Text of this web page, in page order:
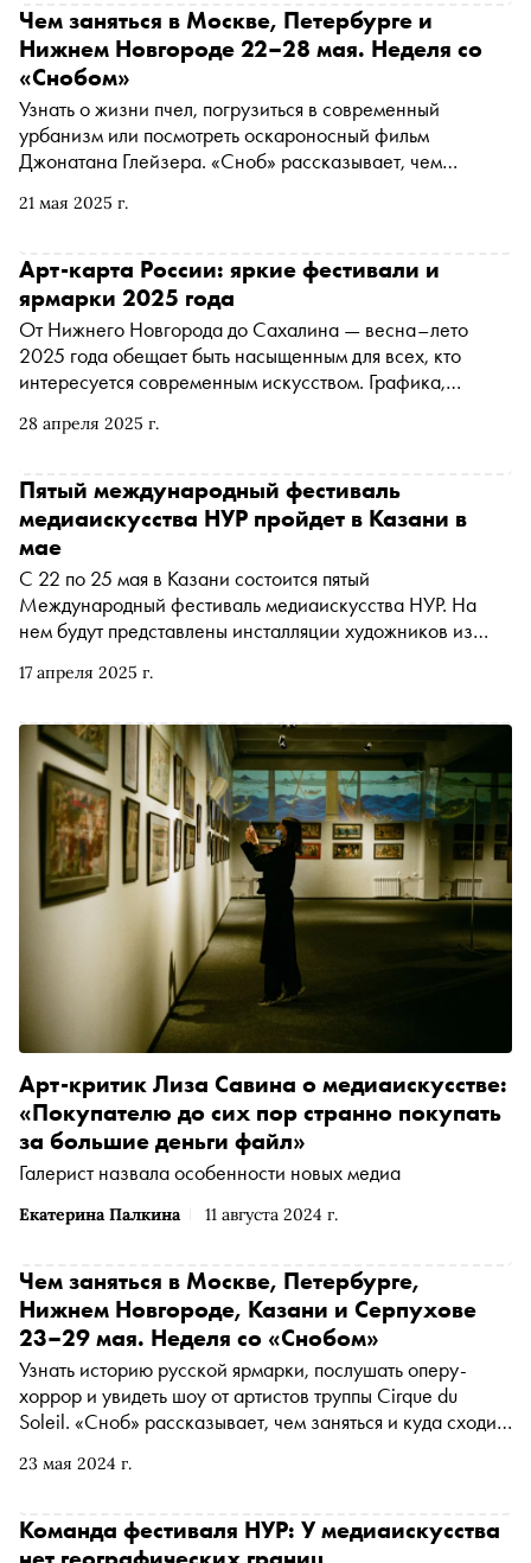
программу и выделил главное
21 мая 2025 г.
Чем заняться в Москве, Петербурге и
Нижнем Новгороде 22–28 мая. Неделя со
«Снобом»
Узнать о жизни пчел, погрузиться в современный
урбанизм или посмотреть оскароносный фильм
Джонатана Глейзера. «Сноб» рассказывает, чем
28 апреля 2025 г.
Арт-карта России: яркие фестивали и
ярмарки 2025 года
От Нижнего Новгорода до Сахалина — весна–лето
2025 года обещает быть насыщенным для всех, кто
интересуется современным искусством. Графика,
архитектурные эксперименты — по всей стране стартуют
отправиться за вдохновением
17 апреля 2025 г.
Пятый международный фестиваль
медиаискусства НУР пройдет в Казани в
мае
С 22 по 25 мая в Казани состоится пятый
Международный фестиваль медиаискусства НУР. На
нем будут представлены инсталляции художников из
Екатерина Палкина 11 августа 2024 г.
Арт-критик Лиза Савина о медиаискусстве:
«Покупателю до сих пор странно покупать
за большие деньги файл»
Галерист назвала особенности новых медиа
23 мая 2024 г.
Чем заняться в Москве, Петербурге,
Нижнем Новгороде, Казани и Серпухове
23–29 мая. Неделя со «Снобом»
Узнать историю русской ярмарки, послушать оперу-
хоррор и увидеть шоу от артистов труппы Cirque du
Soleil. «Сноб» рассказывает, чем заняться и куда сходить
Команда фестиваля НУР: У медиаискусства